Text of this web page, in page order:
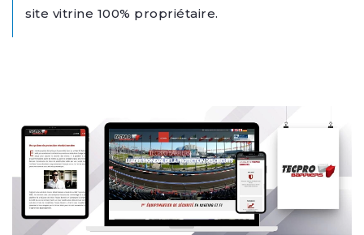
site vitrine 100% propriétaire.